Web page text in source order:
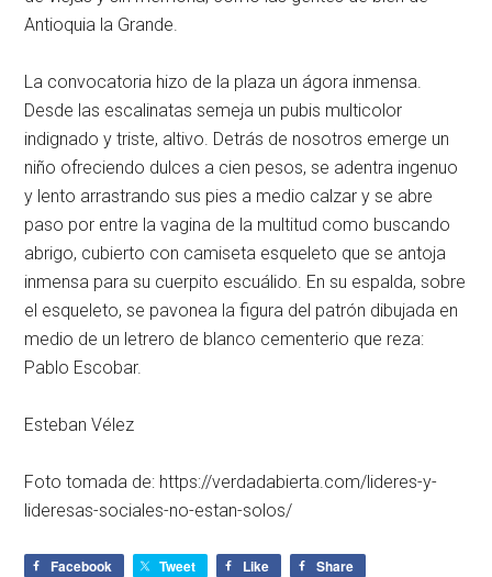
Antioquia la Grande.
La convocatoria hizo de la plaza un ágora inmensa.
Desde las escalinatas semeja un pubis multicolor
indignado y triste, altivo. Detrás de nosotros emerge un
niño ofreciendo dulces a cien pesos, se adentra ingenuo
y lento arrastrando sus pies a medio calzar y se abre
paso por entre la vagina de la multitud como buscando
abrigo, cubierto con camiseta esqueleto que se antoja
inmensa para su cuerpito escuálido. En su espalda, sobre
el esqueleto, se pavonea la figura del patrón dibujada en
medio de un letrero de blanco cementerio que reza:
Pablo Escobar.
Esteban Vélez
Foto tomada de: https://verdadabierta.com/lideres-y-
lideresas-sociales-no-estan-solos/
Facebook Tweet Like
Share